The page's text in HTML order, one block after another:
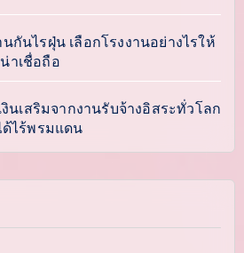
กันไรฝุ่น เลือกโรงงานอย่างไรให้
าเชื่อถือ
นเสริมจากงานรับจ้างอิสระทั่วโลก
ด้ไร้พรมแดน